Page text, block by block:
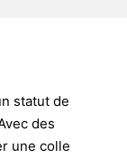
statut de
des
une colle